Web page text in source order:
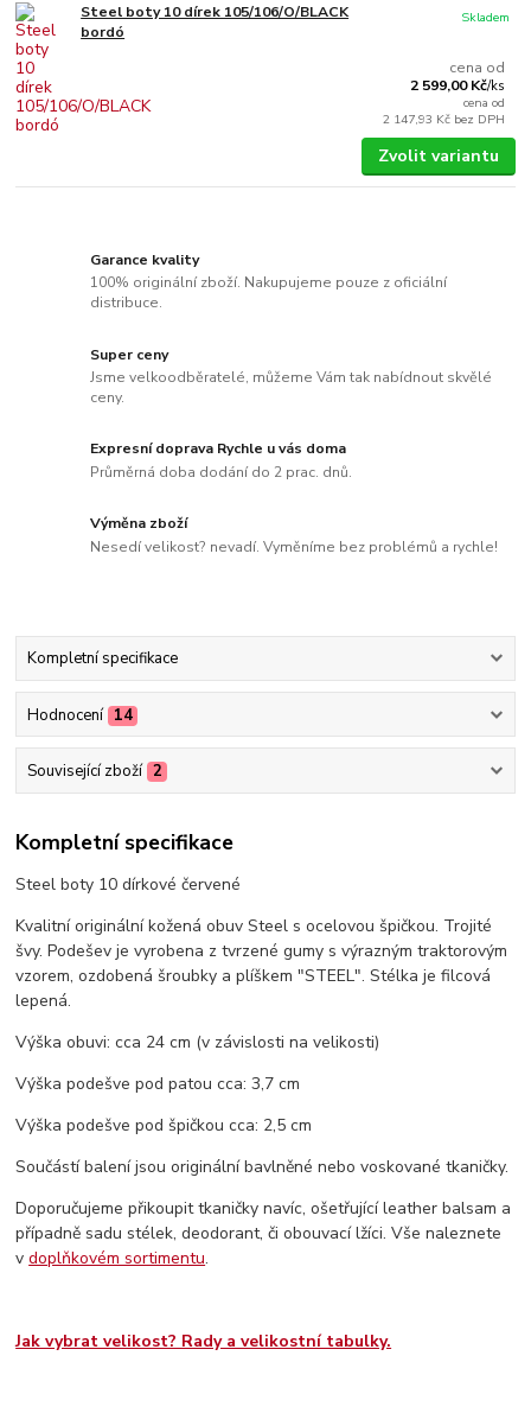
Steel boty 10 dírek 105/106/O/BLACK
bordó
cena od
2 599,00 Kč/ks
cena od
2 147,93 Kč bez DPH
Skladem
Zvolit variantu
Garance kvality
100% originální zboží. Nakupujeme pouze z oficiální
distribuce.
Super ceny
Jsme velkoodběratelé, můžeme Vám tak nabídnout skvělé
ceny.
Expresní doprava Rychle u vás doma
Průměrná doba dodání do 2 prac. dnů.
Výměna zboží
Nesedí velikost? nevadí. Vyměníme bez problémů a rychle!
Kompletní specifikace
Hodnocení 14
Související zboží 2
Kompletní specifikace
Steel boty 10 dírkové červené
Kvalitní originální kožená obuv Steel s ocelovou špičkou. Trojité
švy. Podešev je vyrobena z tvrzené gumy s výrazným traktorovým
vzorem, ozdobená šroubky a plíškem "STEEL". Stélka je filcová
lepená.
Výška obuvi: cca 24 cm (v závislosti na velikosti)
Výška podešve pod patou cca: 3,7 cm
Výška podešve pod špičkou cca: 2,5 cm
Součástí balení jsou originální bavlněné nebo voskované tkaničky.
Doporučujeme přikoupit tkaničky navíc, ošetřující leather balsam a
případně sadu stélek, deodorant, či obouvací lžíci. Vše naleznete
vdoplňkovém sortimentu.
Jak vybrat velikost? Rady a velikostní tabulky.